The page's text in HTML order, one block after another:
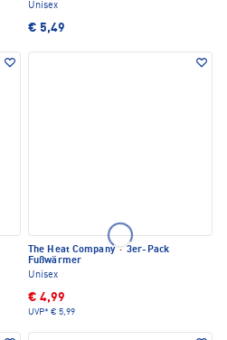
Unisex
€ 5,49
The Heat Company · 3er-Pack
Fußwärmer
Unisex
€ 4,99
UVP* € 5,99